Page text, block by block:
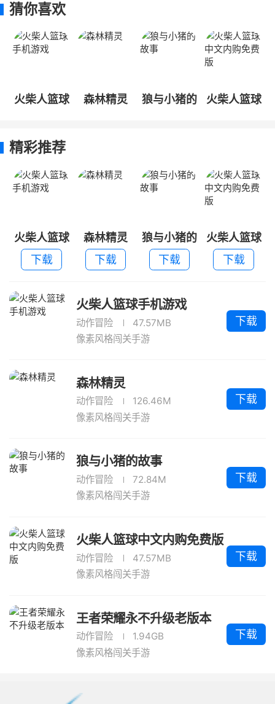
猜你喜欢
火柴人篮球
森林精灵
狼与小猪的
火柴人篮球
精彩推荐
火柴人篮球
手机游戏
下载
森林精灵
下载
狼与小猪的
故事
下载
火柴人篮球
中文内购免
费版
下载
火柴人篮球手机游戏
动作冒险
47.57MB
像素风格闯关手游
下载
森林精灵
动作冒险
126.46M
像素风格闯关手游
下载
狼与小猪的故事
动作冒险
72.84M
像素风格闯关手游
下载
火柴人篮球中文内购免费版
动作冒险
47.57MB
像素风格闯关手游
下载
王者荣耀永不升级老版本
动作冒险
1.94GB
像素风格闯关手游
下载